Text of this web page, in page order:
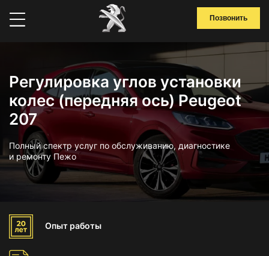
Позвонить
Регулировка углов установки
колес (передняя ось) Peugeot
207
Полный спектр услуг по обслуживанию, диагностике
и ремонту Пежо
Опыт работы